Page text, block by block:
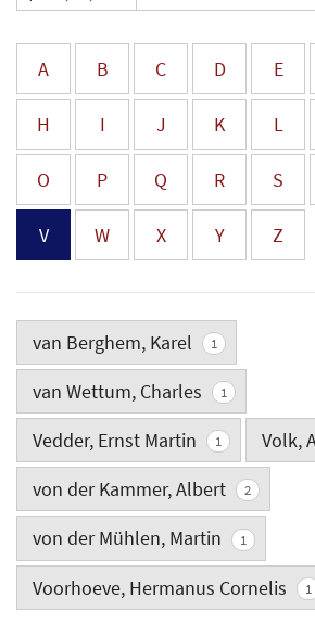
A B C D E
H I J K L
O P Q R S
V W X Y Z
van Berghem, Karel 1
van Wettum, Charles 1
Vedder, Ernst Martin 1 Volk,
von der Kammer, Albert 2
von der Mühlen, Martin 1
Voorhoeve, Hermanus Cornelis 1